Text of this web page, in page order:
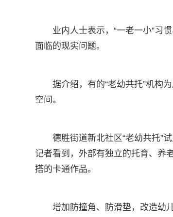
业内人士表示，“一老一小”习
面临的现实问题。
据介绍，有的“老幼共托”机构
空间。
德胜街道新北社区“老幼共托”
记者看到，外部有独立的托育、养
搭的卡通作品。
增加防撞角、防滑垫，改造幼